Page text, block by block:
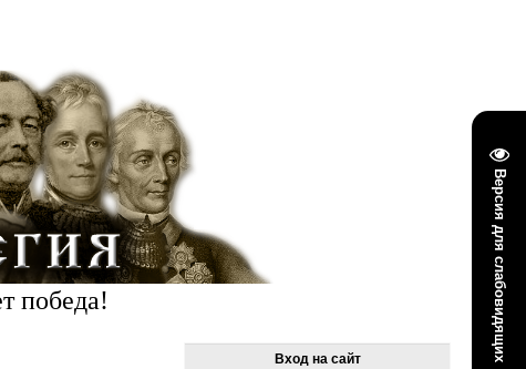
Версия для слабовидящих
победа!
Вход на сайт